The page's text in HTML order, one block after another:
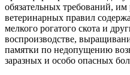
обязательных требований, им
ветеринарных правил
мелкого рогатого скота и
воспроизводстве,
памятки по недопущению
заразных и особо опасных